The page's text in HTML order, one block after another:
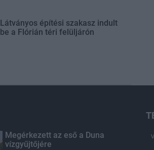
Látványos építési szakasz indult
be a Flórián téri felüljárón
Megérkezett az eső a Duna
vízgyűjtőjére